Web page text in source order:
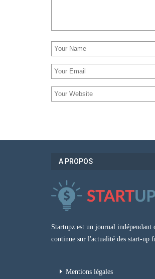
A PROPOS
Startupz est un journal indépendant
continue sur l'actualité des start-up
Mentions légales